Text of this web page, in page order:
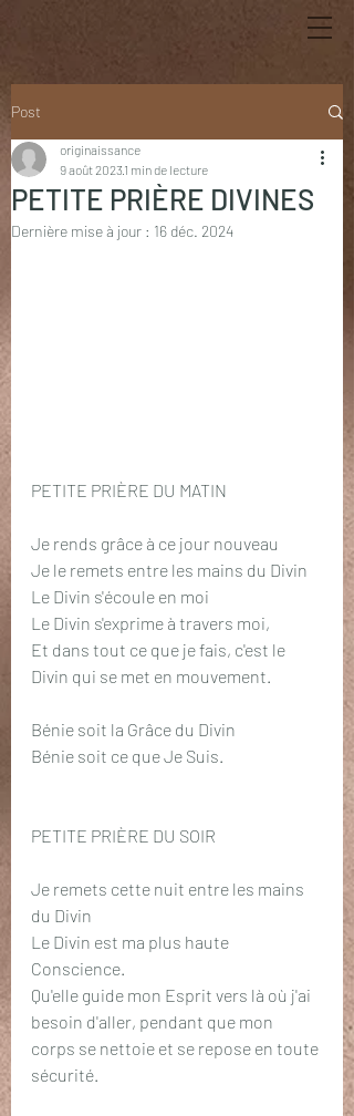
Post
PETITE PRIÈRE DIVINES
originaissance
9 août 2023 1 min de lecture
Dernière mise à jour : 16 déc. 2024
PETITE PRIÈRE DU MATIN
Je rends grâce à ce jour nouveau
Je le remets entre les mains du Divin
Le Divin s'écoule en moi
Le Divin s'exprime à travers moi,
Et dans tout ce que je fais, c'est le
Divin qui se met en mouvement.
Bénie soit la Grâce du Divin
Bénie soit ce que Je Suis.
PETITE PRIÈRE DU SOIR
Je remets cette nuit entre les mains
du Divin
Le Divin est ma plus haute
Conscience.
Qu'elle guide mon Esprit vers là où j'ai
besoin d'aller, pendant que mon
corps se nettoie et se repose en toute
sécurité.